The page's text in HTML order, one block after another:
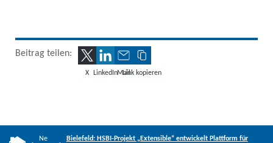
Beitrag teilen:
X LinkedInMailLink kopieren
Ne
Bielefeld: HSBI-Projekt „Extensible“ entwickelt Plattform für